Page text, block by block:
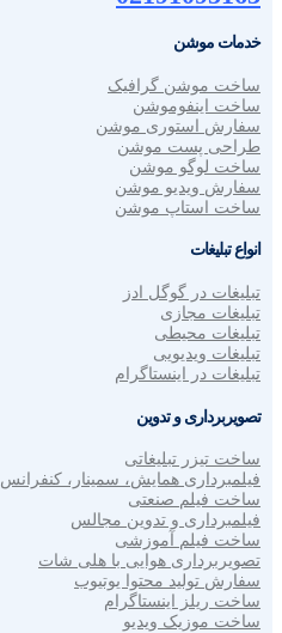
خدمات موشن
ساخت موشن گرافیک
ساخت اینفوموشن
سفارش استوری موشن
طراحی پست موشن
ساخت لوگو موشن
سفارش ویدیو موشن
ساخت استاپ موشن
انواع تبلیغات
تبلیغات در گوگل ادز
تبلیغات مجازی
تبلیغات محیطی
تبلیغات ویدیویی
تبلیغات در اینستاگرام
تصویربرداری و تدوین
ساخت تیزر تبلیغاتی
فیلمبرداری همایش، سمینار، کنفرانس
ساخت فیلم صنعتی
فیلمبرداری و تدوین مجالس
ساخت فیلم آموزشی
تصویربرداری هوایی با هلی شات
سفارش تولید محتوا یوتیوب
ساخت ریلز اینستاگرام
ساخت موزیک ویدیو